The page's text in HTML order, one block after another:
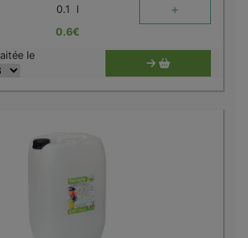
0.1 l +
0.6€
le